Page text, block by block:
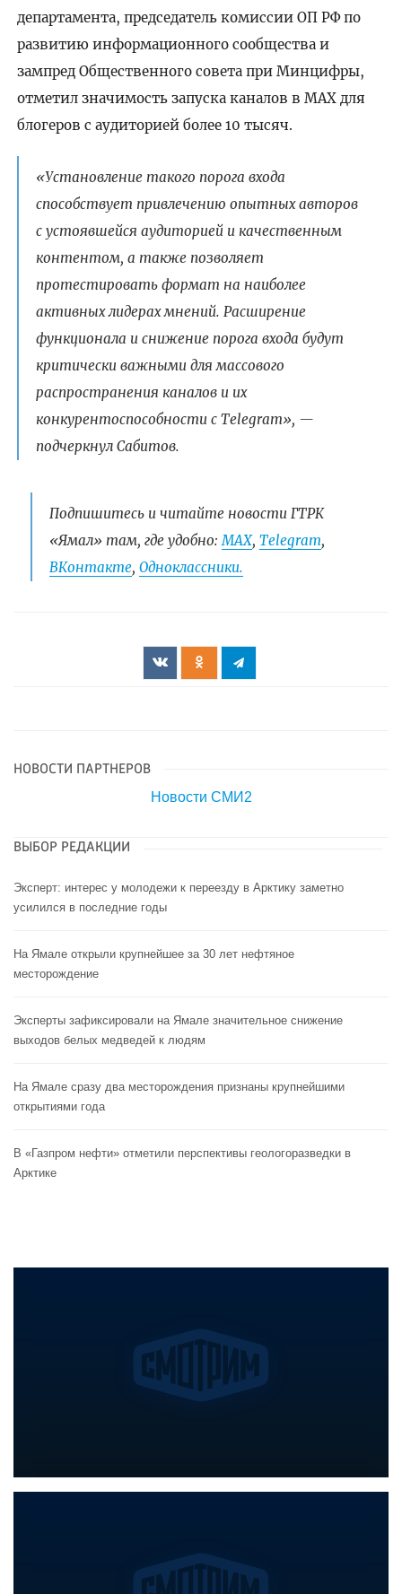
департамента, председатель комиссии ОП РФ по
развитию информационного сообщества и
зампред Общественного совета при Минцифры,
отметил значимость запуска каналов в МАХ для
блогеров с аудиторией более 10 тысяч.
«Установление такого порога входа
способствует привлечению опытных авторов
с устоявшейся аудиторией и качественным
контентом, а также позволяет
протестировать формат на наиболее
активных лидерах мнений. Расширение
функционала и снижение порога входа будут
критически важными для массового
распространения каналов и их
конкурентоспособности с Telegram», —
подчеркнул Сабитов.
Подпишитесь и читайте новости ГТРК
«Ямал» там, где удобно: МАХ, Telegram,
ВКонтакте, Одноклассники.
НОВОСТИ ПАРТНЕРОВ
Новости СМИ2
ВЫБОР РЕДАКЦИИ
Эксперт: интерес у молодежи к переезду в Арктику заметно
усилился в последние годы
На Ямале открыли крупнейшее за 30 лет нефтяное
месторождение
Эксперты зафиксировали на Ямале значительное снижение
выходов белых медведей к людям
На Ямале сразу два месторождения признаны крупнейшими
открытиями года
В «Газпром нефти» отметили перспективы геологоразведки в
Арктике